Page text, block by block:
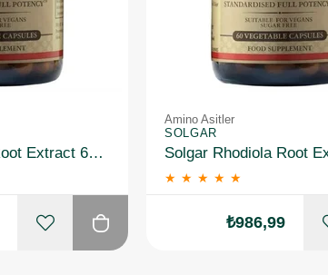
Solgar Rhodiola Root Extract 60 Kapsül 2 Adet
Amino Asitler
SOLGAR
★ ★ ★ ★ ★
₺986,99